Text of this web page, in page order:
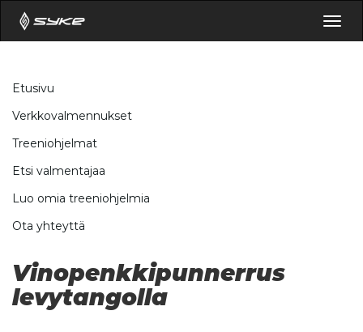
Etusivu
Verkkovalmennukset
Treeniohjelmat
Etsi valmentajaa
Luo omia treeniohjelmia
Ota yhteyttä
Vinopenkkipunnerrus
levytangolla